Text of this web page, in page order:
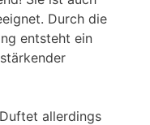
Durch die
entsteht ein
allerdings